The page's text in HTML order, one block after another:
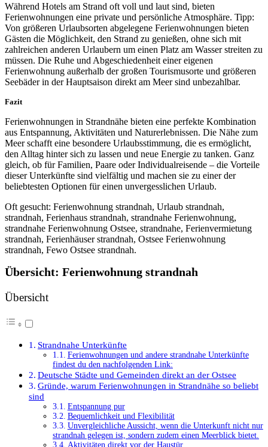
Während Hotels am Strand oft voll und laut sind, bieten
Ferienwohnungen eine private und persönliche Atmosphäre. Tipp:
Von größeren Urlaubsorten abgelegene Ferienwohnungen bieten
Gästen die Möglichkeit, den Strand zu genießen, ohne sich mit
zahlreichen anderen Urlaubern um einen Platz am Wasser streiten zu
müssen. Die Ruhe und Abgeschiedenheit einer eigenen
Ferienwohnung außerhalb der großen Tourismusorte und größeren
Seebäder in der Hauptsaison direkt am Meer sind unbezahlbar.
Fazit
Ferienwohnungen in Strandnähe bieten eine perfekte Kombination
aus Entspannung, Aktivitäten und Naturerlebnissen. Die Nähe zum
Meer schafft eine besondere Urlaubsstimmung, die es ermöglicht,
den Alltag hinter sich zu lassen und neue Energie zu tanken. Ganz
gleich, ob für Familien, Paare oder Individualreisende – die Vorteile
dieser Unterkünfte sind vielfältig und machen sie zu einer der
beliebtesten Optionen für einen unvergesslichen Urlaub.
Oft gesucht: Ferienwohnung strandnah, Urlaub strandnah,
strandnah, Ferienhaus strandnah, strandnahe Ferienwohnung,
strandnahe Ferienwohnung Ostsee, strandnahe, Ferienvermietung
strandnah, Ferienhäuser strandnah, Ostsee Ferienwohnung
strandnah, Fewo Ostsee strandnah.
Übersicht: Ferienwohnung strandnah
Übersicht
Strandnahe Unterkünfte
Ferienwohnungen und andere strandnahe Unterkünfte
findest du den nachfolgenden Link:
Deutsche Städte und Gemeinden direkt an der Ostsee
Gründe, warum Ferienwohnungen in Strandnähe so beliebt
sind
Entspannung pur
Bequemlichkeit und Flexibilität
Unvergleichliche Aussicht, wenn die Unterkunft nicht nur
strandnah gelegen ist, sondern zudem einen Meerblick bietet.
Aktivitäten direkt vor der Haustür